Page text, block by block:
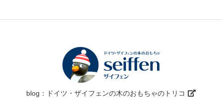
blog：ドイツ・ザイフェンの木のおもちゃのトリコ